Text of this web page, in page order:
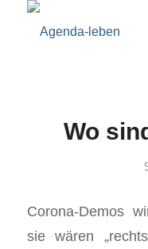
Wo
Corona-Demos
sie wären